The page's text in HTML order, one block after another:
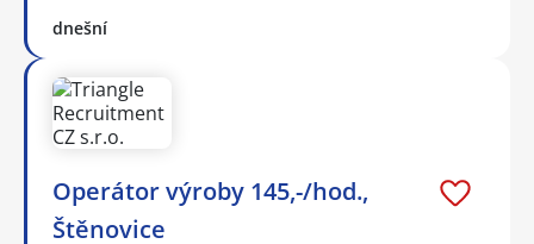
dnešní
Operátor výroby 145,-/hod.,
Štěnovice